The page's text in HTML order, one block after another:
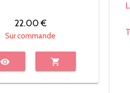
22.00 €
Sur commande
visibility shopping_cart